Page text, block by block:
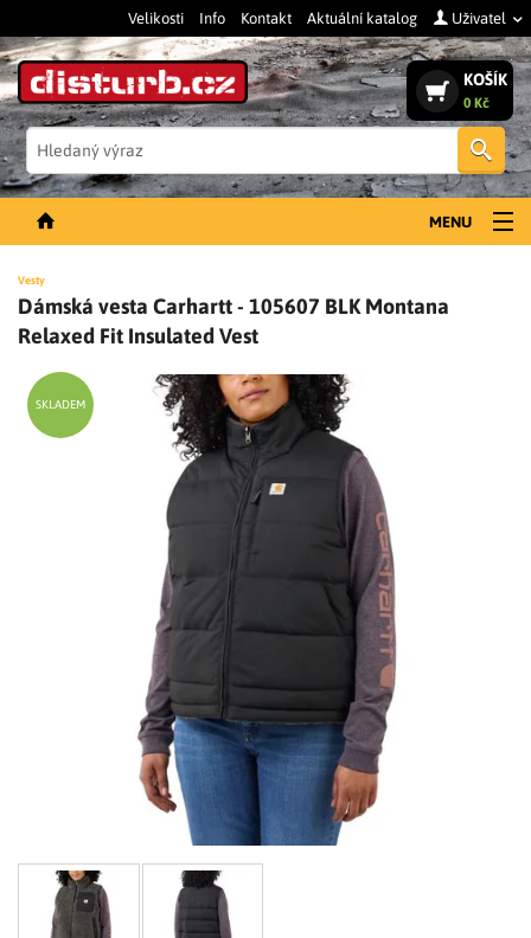
Velikosti Info Kontakt Aktuální katalog Uživatel
KOŠÍK
0 Kč
MENU
PÁNSKÉ OBLEČENÍ
DOPLŇKY
SLEVY A VÝPRODEJ
LIMITOVANÉ EDICE
Vesty
Dámská vesta Carhartt - 105607 BLK Montana
Relaxed Fit Insulated Vest
SKLADEM